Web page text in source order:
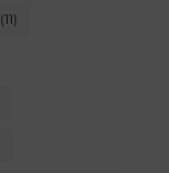
(11)